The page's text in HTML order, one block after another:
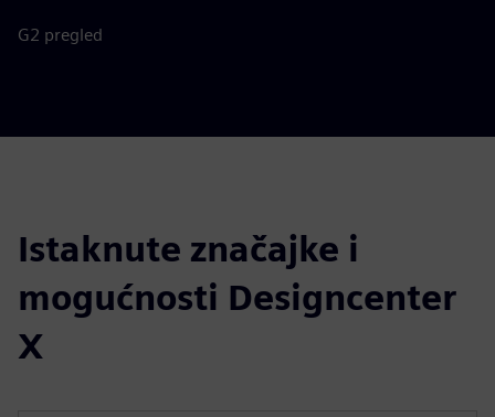
G2 pregled
Istaknute značajke i
mogućnosti Designcenter
X